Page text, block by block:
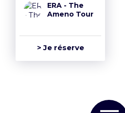
ERA - The
Ameno Tour
> Je réserve